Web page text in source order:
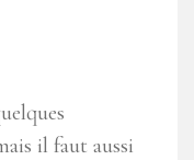
il faut aussi